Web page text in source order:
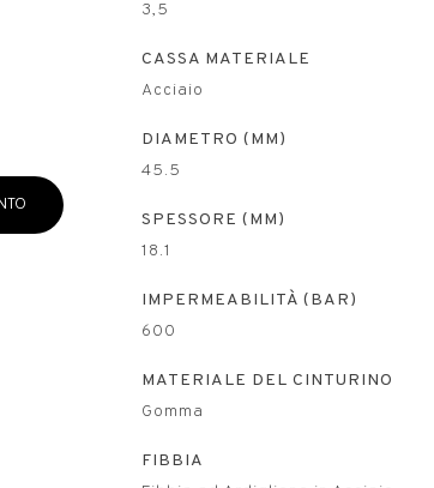
3,5
CASSA MATERIALE
Acciaio
DIAMETRO (MM)
45.5
SPESSORE (MM)
18.1
IMPERMEABILITÀ (BAR)
600
MATERIALE DEL CINTURINO
Gomma
FIBBIA